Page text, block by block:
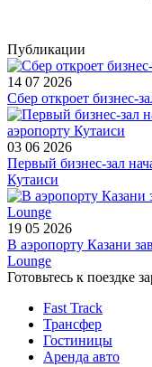
Публикации
14 07 2026
Сбер откроет бизнес-
03 06 2026
Первый бизнес-зал
Кутаиси
19 05 2026
В аэропорту Казани
Lounge
Готовьтесь к поездке
Fast Track
Трансфер
Гостиницы
Аренда авто